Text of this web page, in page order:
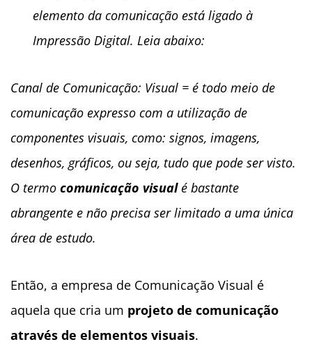
elemento da comunicação está ligado à
Impressão Digital. Leia abaixo:
Canal de Comunicação: Visual = é todo meio de
comunicação expresso com a utilização de
componentes visuais, como: signos, imagens,
desenhos, gráficos, ou seja, tudo que pode ser visto.
O termo comunicação visualé bastante
abrangente e não precisa ser limitado a uma única
área de estudo.
Então, a empresa de Comunicação Visual é
aquela que cria um projeto de comunicação
através de elementos visuais.